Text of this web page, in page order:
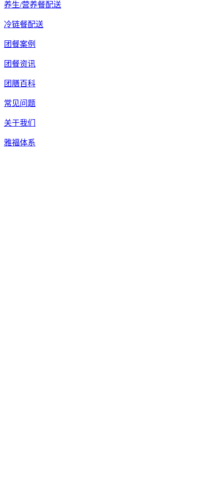
养生/营养餐配送
冷链餐配送
团餐案例
团餐资讯
团膳百科
常见问题
关于我们
雅福体系